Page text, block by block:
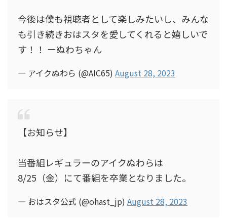
今後は僕も視聴者として楽しみたいし、みんな
も引き続きおはスタを愛してくれると嬉しいで
す！！ ーぬわちゃん
— アイクぬわら (@AIC65) August 28, 2023
【お知らせ】
当番組レギュラーのアイクぬわらは
8/25（金）にて番組を卒業となりました。
— おはスタ公式 (@ohast_jp) August 28, 2023